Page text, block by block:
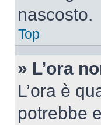
nascosto.
Top
» L’ora
L’ora è
potrebbe